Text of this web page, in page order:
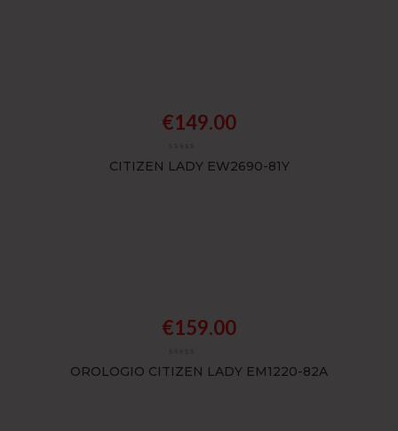
CITIZEN LADY EW2690-81Y
€149.00
OROLOGIO CITIZEN LADY EM1220-82A
€159.00